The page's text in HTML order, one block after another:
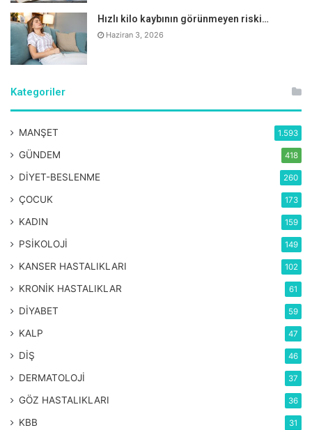
Hızlı kilo kaybının görünmeyen riski…
Haziran 3, 2026
Kategoriler
MANŞET 1.593
GÜNDEM 418
DİYET-BESLENME 260
ÇOCUK 173
KADIN 159
PSİKOLOJİ 149
KANSER HASTALIKLARI 102
KRONİK HASTALIKLAR 61
DİYABET 59
KALP 47
DİŞ 46
DERMATOLOJİ 37
GÖZ HASTALIKLARI 36
KBB 31